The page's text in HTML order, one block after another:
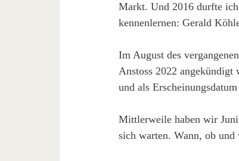
Markt. Und 2016 durfte
kennenlernen: Gerald
Im August des
Anstoss 2022 angekündigt
und als
Mittlerweile haben wir
sich warten. Wann, ob